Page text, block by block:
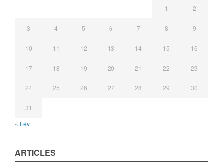
1 2
3 4 5 6 7 8 9
10 11 12 13 14 15 16
17 18 19 20 21 22 23
24 25 26 27 28 29 30
31
« Fév
ARTICLES